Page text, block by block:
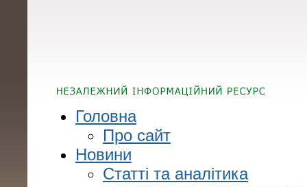
Головна
Про сайт
Новини
Статті та аналітика